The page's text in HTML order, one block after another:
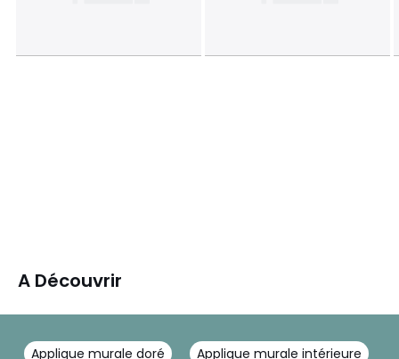
A Découvrir
Applique murale doré Applique murale intérieure